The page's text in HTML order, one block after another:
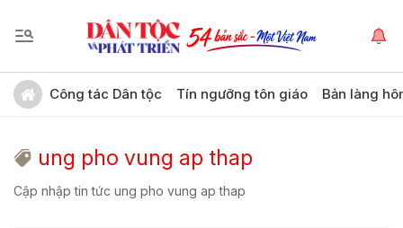
Công tác Dân tộc Tín ngưỡng tôn giáo Bản làng
ung pho vung ap thap
Cập nhập tin tức ung pho vung ap thap